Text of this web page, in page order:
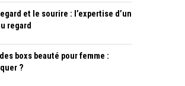
et le sourire : l’expertise d’un
regard
boxs beauté pour femme :
?